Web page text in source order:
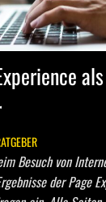
Besuch von
der Page